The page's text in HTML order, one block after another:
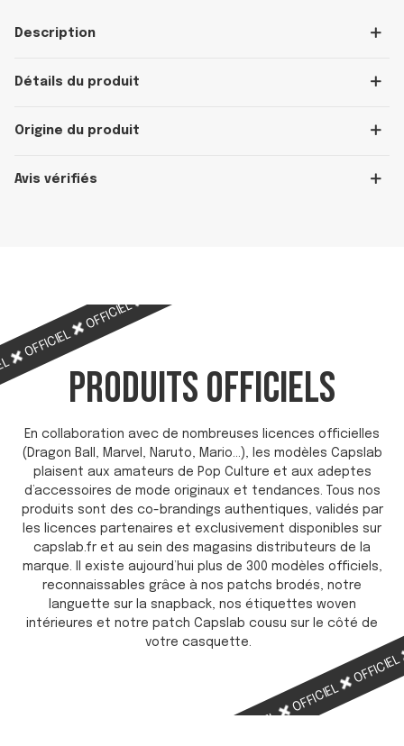
Description
Détails du produit
Origine du produit
Avis vérifiés
OFFICIEL
OFFICIEL
OFFICIEL
OFFICIEL
OFFICIEL
PRODUITS OFFICIELS
En collaboration avec de nombreuses licences officielles
(Dragon Ball, Marvel, Naruto, Mario…), les modèles Capslab
plaisent aux amateurs de Pop Culture et aux adeptes
d’accessoires de mode originaux et tendances. Tous nos
produits sont des co-brandings authentiques, validés par
les licences partenaires et exclusivement disponibles sur
capslab.fr et au sein des magasins distributeurs de la
marque. Il existe aujourd’hui plus de 300 modèles officiels,
reconnaissables grâce à nos patchs brodés, notre
languette sur la snapback, nos étiquettes woven
intérieures et notre patch Capslab cousu sur le côté de
votre casquette.